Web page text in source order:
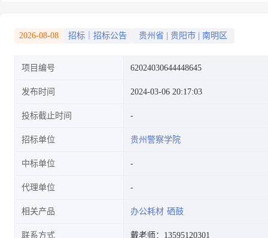
2026-08-08 招标｜招标公告 贵州省 贵阳市 南明区
项目编号 62024030644448645
发布时间 2024-03-06 20:17:03
投标截止时间
招标单位 贵州警察学院
中标单位
代理单位
相关产品 办公耗材 硒鼓
联系方式 戴老师：13595120301